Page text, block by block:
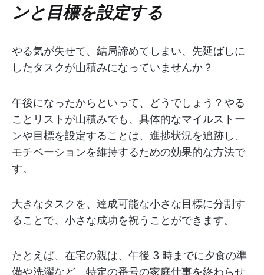
ンと目標を設定する
やる気が失せて、結局諦めてしまい、先延ばしに
したタスクが山積みになっていませんか？
午後になったからといって、どうでしょう？やる
ことリストが山積みでも、具体的なマイルストー
ンや目標を設定することは、進捗状況を追跡し、
モチベーションを維持するための効果的な方法で
す。
大きなタスクを、達成可能な小さな目標に分割す
ることで、小さな成功を祝うことができます。
たとえば、在宅の親は、午後 3 時までに夕食の準
備や洗濯など、特定の番号の家庭仕事を終わらせ